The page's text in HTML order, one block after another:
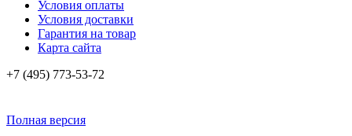
Условия оплаты
Условия доставки
Гарантия на товар
Карта сайта
+7 (495) 773-53-72
Полная версия